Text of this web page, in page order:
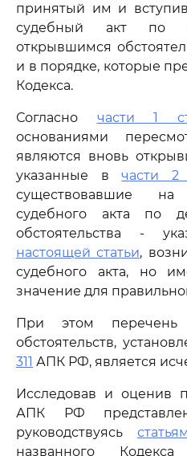
принятый им и
судебный акт по
открывшимся
и в порядке, которые
Кодекса.
Согласно части 1
основаниями
являются вновь
указанные вчасти 2
существовавшие
судебного акта по
обстоятельства -
настоящей статьи,
судебного акта, но
значение для
При этом перечень
обстоятельств,
311 АПК РФ, является
Исследовав и оценив
АПК РФ
руководствуясь
названного